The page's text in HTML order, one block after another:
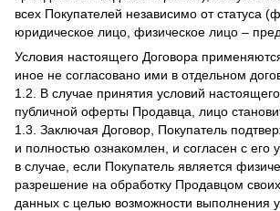
всех Покупателей независимо от статуса
юридическое лицо, физическое лицо –
Условия настоящего Договора
иное не согласовано ими в отдельном
1.2. В случае принятия условий
публичной оферты Продавца, лицо
1.3. Заключая Договор, Покупатель
и полностью ознакомлен, и согласен с его
в случае, если Покупатель является
разрешение на обработку Продавцом
данных с целью возможности выполнения